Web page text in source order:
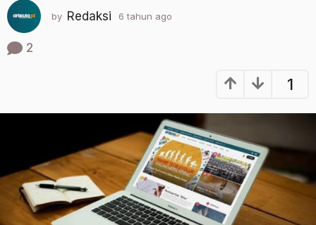
o
4
b
u
by Redaksi 6 tahun ago
o
2
1